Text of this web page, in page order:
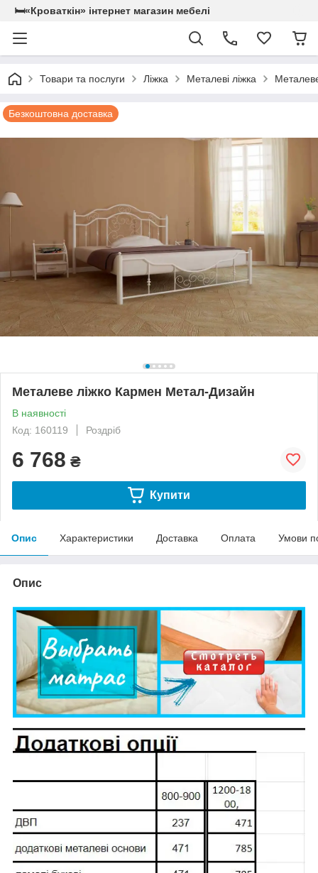
🛏«Кроваткiн» iнтернет магазин мебелi
Товари та послуги Ліжка Металеві ліжка
Безкоштовна доставка
Металеве ліжко Кармен Метал-Дизайн
В наявності
Код: 160119
Роздріб
6 768 ₴
Купити
Опис Характеристики Доставка Оплата Умови
Опис